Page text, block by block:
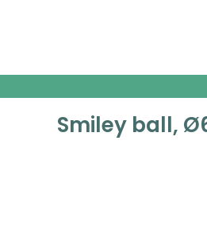
Smiley ball,